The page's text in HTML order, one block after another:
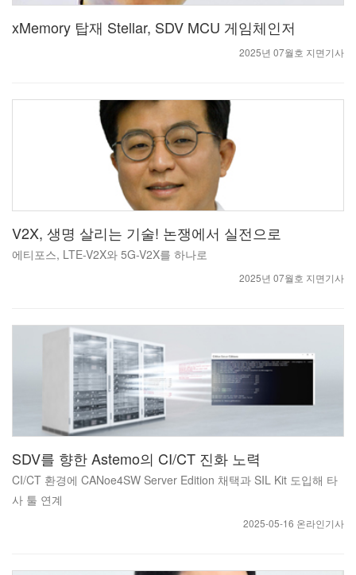
xMemory 탑재 Stellar, SDV MCU 게임체인저
2025년 07월호 지면기사
V2X, 생명 살리는 기술! 논쟁에서 실전으로
에티포스, LTE-V2X와 5G-V2X를 하나로
2025년 07월호 지면기사
SDV를 향한 Astemo의 CI/CT 진화 노력
CI/CT 환경에 CANoe4SW Server Edition 채택과 SIL Kit 도입해 타
사 툴 연계
2025-05-16 온라인기사